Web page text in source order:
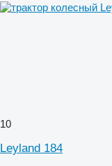
10
Leyland 184